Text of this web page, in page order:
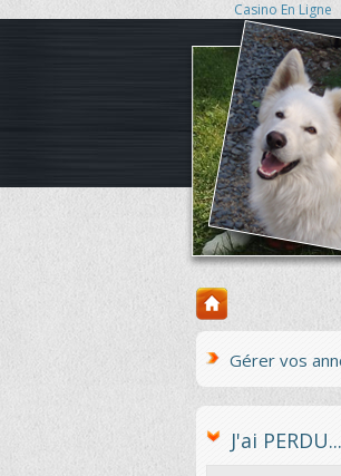
Casino En Ligne
Gérer vos
J'ai PERDU...